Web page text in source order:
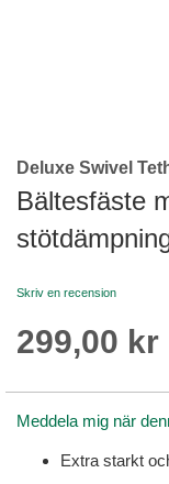
Skip
to
the
beginning
the
gallery
Deluxe Swivel
Bältesfäste
Skriv en recension
299,00 kr
Meddela mig när
Extra starkt